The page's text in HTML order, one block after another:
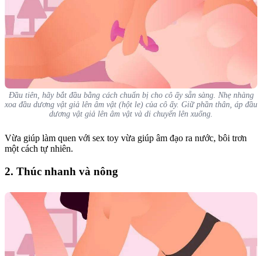
Đầu tiên, hãy bắt đầu bằng cách chuẩn bị cho cô ấy sẵn sàng. Nhẹ nhàng
xoa đầu dương vật giả lên âm vật (hột le) của cô ấy. Giữ phần thân, áp đầu
dương vật giả lên âm vật và di chuyển lên xuống.
Vừa giúp làm quen với sex toy vừa giúp âm đạo ra nước, bôi trơn
một cách tự nhiên.
2. Thúc nhanh và nông